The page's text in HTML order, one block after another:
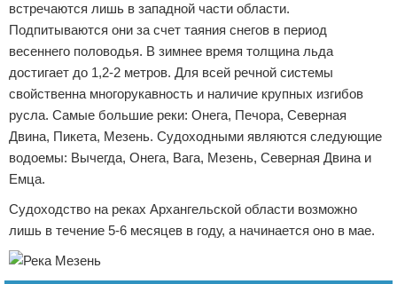
встречаются лишь в западной части области.
Подпитываются они за счет таяния снегов в период
весеннего половодья. В зимнее время толщина льда
достигает до 1,2-2 метров. Для всей речной системы
свойственна многорукавность и наличие крупных изгибов
русла. Самые большие реки: Онега, Печора, Северная
Двина, Пикета, Мезень. Судоходными являются следующие
водоемы: Вычегда, Онега, Вага, Мезень, Северная Двина и
Емца.
Судоходство на реках Архангельской области возможно
лишь в течение 5-6 месяцев в году, а начинается оно в мае.